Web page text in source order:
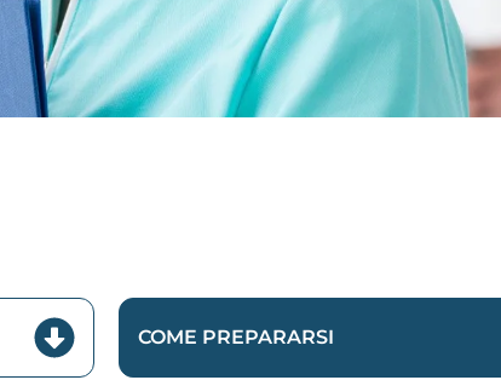
COME PREPARARSI